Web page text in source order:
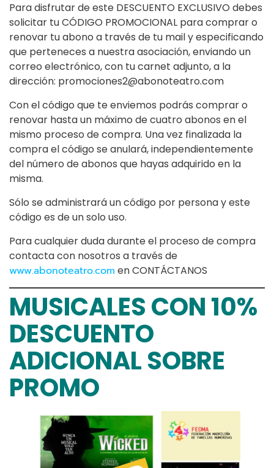
Para disfrutar de este DESCUENTO EXCLUSIVO debes
solicitar tu CÓDIGO PROMOCIONAL para comprar o
renovar tu abono a través de tu mail y especificando
que perteneces a nuestra asociación, enviando un
correo electrónico, con tu carnet adjunto, a la
dirección: promociones2@abonoteatro.com
Con el código que te enviemos podrás comprar o
renovar hasta un máximo de cuatro abonos en el
mismo proceso de compra. Una vez finalizada la
compra el código se anulará, independientemente
del número de abonos que hayas adquirido en la
misma.
Sólo se administrará un código por persona y este
código es de un solo uso.
Para cualquier duda durante el proceso de compra
contacta con nosotros a través de
www.abonoteatro.com en CONTÁCTANOS
MUSICALES CON 10%
DESCUENTO
ADICIONAL SOBRE
PROMO